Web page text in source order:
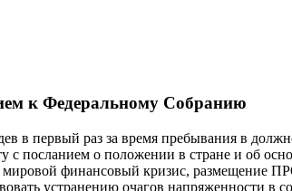
к Федеральному Собранию
в первый раз за время пребывания в
с посланием о положении в стране и об
финансовый кризис,
устранению очагов напряженности в